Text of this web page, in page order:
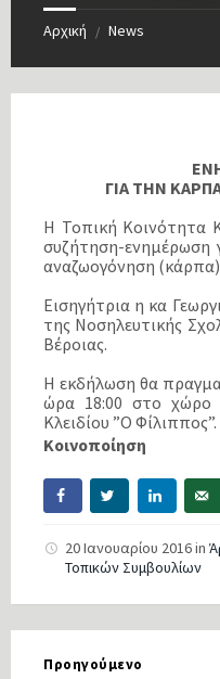
Αρχική / News
ΓΙΑ ΤΗΝ
Η Τοπική Κοινότητα
συζήτηση-ενημέρωση
αναζωογόνηση
Εισηγήτρια η κα
της Νοσηλευτικής
Βέροιας.
Η εκδήλωση θα
ώρα 18:00 στο χώρο
Κλειδίου ”Ο Φίλιππος”.
Κοινοποίηση
20 Ιανουαρίου 2016in
Τοπικών Συμβουλίων
Προηγούμενο